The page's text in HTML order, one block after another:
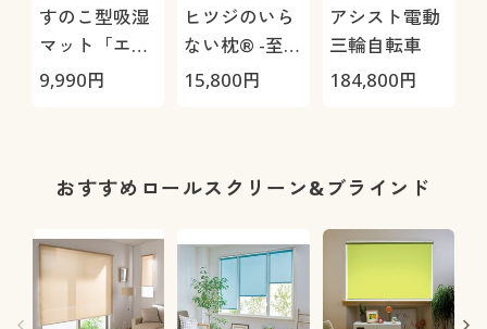
すのこ型吸湿
マット「エア
ージョブ®」
9,990円
ヒツジのいら
ない枕® -至
極-
15,800円
アシスト電動
三輪自転車
184,800円
おすすめロールスクリーン&ブラインド